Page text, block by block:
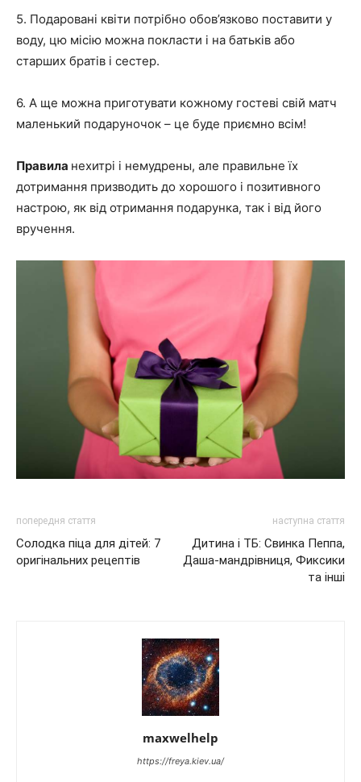
5. Подаровані квіти потрібно обов’язково поставити у
воду, цю місію можна покласти і на батьків або
старших братів і сестер.
6. А ще можна приготувати кожному гостеві свій матч
маленький подаруночок – це буде приємно всім!
Правила нехитрі і немудрены, але правильне їх
дотримання призводить до хорошого і позитивного
настрою, як від отримання подарунка, так і від його
вручення.
попередня стаття
Солодка піца для дітей: 7
оригінальних рецептів
наступна стаття
Дитина і ТБ: Свинка Пеппа,
Даша-мандрівниця, Фиксики
та інші
maxwelhelp
https://freya.kiev.ua/